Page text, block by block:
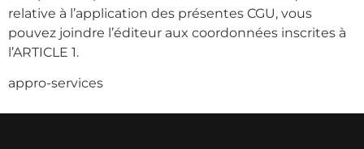
relative à l’application des présentes CGU, vous
pouvez joindre l’éditeur aux coordonnées inscrites à
l’ARTICLE 1.
appro-services